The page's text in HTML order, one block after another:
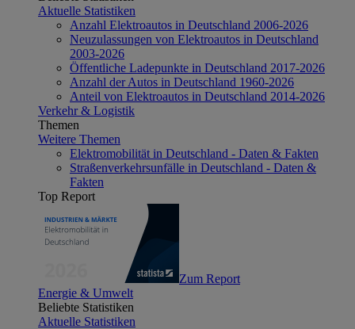
Aktuelle Statistiken
Anzahl Elektroautos in Deutschland 2006-2026
Neuzulassungen von Elektroautos in Deutschland
2003-2026
Öffentliche Ladepunkte in Deutschland 2017-2026
Anzahl der Autos in Deutschland 1960-2026
Anteil von Elektroautos in Deutschland 2014-2026
Verkehr & Logistik
Themen
Weitere Themen
Elektromobilität in Deutschland - Daten & Fakten
Straßenverkehrsunfälle in Deutschland - Daten &
Fakten
Top Report
Zum Report
Energie & Umwelt
Beliebte Statistiken
Aktuelle Statistiken